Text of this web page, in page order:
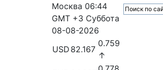
Москва 06:44
GMT +3 Суббота
08-08-2026
USD 82.167
0.759
↑